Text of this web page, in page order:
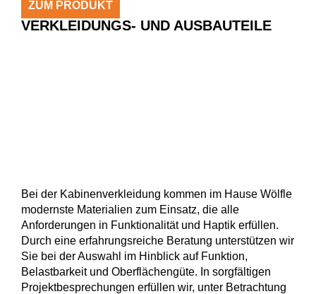
ZUM PRODUKT
VERKLEIDUNGS- UND AUSBAUTEILE
Bei der Kabinenverkleidung kommen im Hause Wölfle
modernste Materialien zum Einsatz, die alle
Anforderungen in Funktionalität und Haptik erfüllen.
Durch eine erfahrungsreiche Beratung unterstützen wir
Sie bei der Auswahl im Hinblick auf Funktion,
Belastbarkeit und Oberflächengüte. In sorgfältigen
Projektbesprechungen erfüllen wir, unter Betrachtung